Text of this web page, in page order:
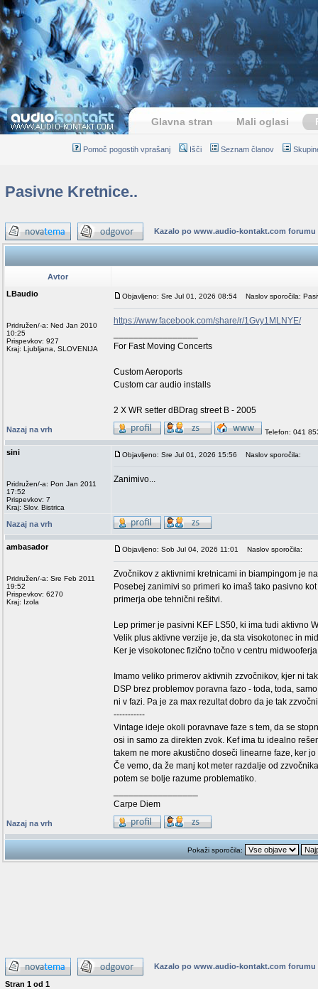
Glavna stran Mali oglasi
Pomoč pogostih vprašanj Išči Seznam članov
Pasivne Kretnice..
Kazalo po www.audio-kontakt.com forumu
Avtor
LBaudio
Pridružen/-a: Ned Jan 2010
10:25
Prispevkov: 927
Kraj: Ljubljana, SLOVENIJA
Objavljeno: Sre Jul 01, 2026 08:54 Naslov sporočila:
https://www.facebook.com/share/r/1Gvy1MLNYE/
For Fast Moving Concerts
Custom Aeroports
Custom car audio installs
2 X WR setter dBDrag street B - 2005
Nazaj na vrh Telefon: 041
sini
Pridružen/-a: Pon Jan 2011
17:52
Prispevkov: 7
Kraj: Slov. Bistrica
Objavljeno: Sre Jul 01, 2026 15:56 Naslov sporočila:
Zanimivo...
Nazaj na vrh
ambasador
Pridružen/-a: Sre Feb 2011
19:52
Prispevkov: 6270
Kraj: Izola
Objavljeno: Sob Jul 04, 2026 11:01 Naslov sporočila:
Zvočnikov z aktivnimi kretnicami in biampingom je
Posebej zanimivi so primeri ko imaš tako pasivno
primerja obe tehnični rešitvi.
Lep primer je pasivni KEF LS50, ki ima tudi aktivno
Velik plus aktivne verzije je, da sta visokotonec in
Ker je visokotonec fizično točno v centru
Imamo veliko primerov aktivnih zzvočnikov, kjer ni
DSP brez problemov poravna fazo - toda, toda,
ni v fazi. Pa je za max rezultat dobro da je tak
-----------
Vintage ideje okoli poravnave faze s tem, da se
osi in samo za direkten zvok. Kef ima tu idealno
takem ne more akustično doseči linearne faze, ker
Če vemo, da že manj kot meter razdalje od
potem se bolje razume problematiko.
Carpe Diem
Nazaj na vrh
Pokaži sporočila:
Kazalo po www.audio-kontakt.com forumu
Stran 1 od 1